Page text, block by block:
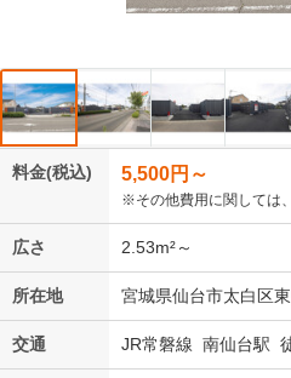
料金(税込) 5,500円～
※その他費用に関しては
広さ 2.53m²～
所在地 宮城県仙台市太白区
交通 JR常磐線 南仙台駅